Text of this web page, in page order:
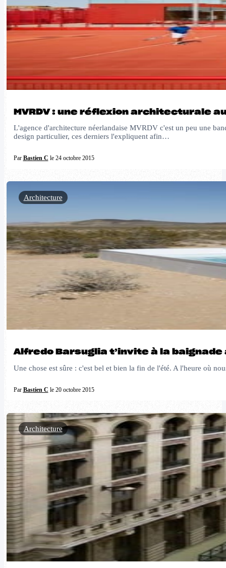
MVRDV : une réflexion architecturale
L'agence d'architecture néerlandaise MVRDV c'est un peu une
design particulier, ces derniers l'expliquent afin…
Par Bastien C le 24 octobre 2015
Alfredo Barsuglia t’invite à la
Une chose est sûre : c'est bel et bien la fin de l'été. A l'heure où
Par Bastien C le 20 octobre 2015
Architecture
Architecture